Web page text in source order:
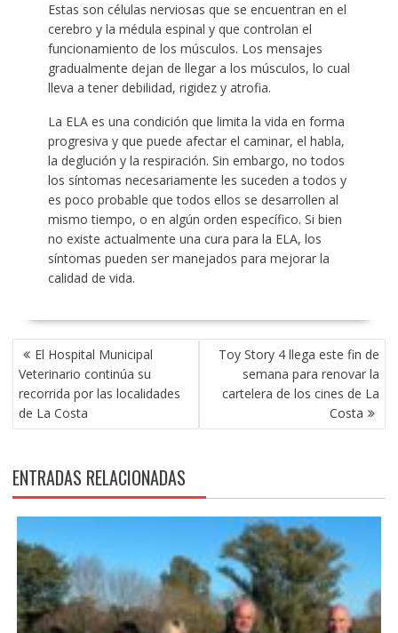
Estas son células nerviosas que se encuentran en el
cerebro y la médula espinal y que controlan el
funcionamiento de los músculos. Los mensajes
gradualmente dejan de llegar a los músculos, lo cual
lleva a tener debilidad, rigidez y atrofia.
La ELA es una condición que limita la vida en forma
progresiva y que puede afectar el caminar, el habla,
la deglución y la respiración. Sin embargo, no todos
los síntomas necesariamente les suceden a todos y
es poco probable que todos ellos se desarrollen al
mismo tiempo, o en algún orden específico. Si bien
no existe actualmente una cura para la ELA, los
síntomas pueden ser manejados para mejorar la
calidad de vida.
NAVEGACIÓN
DE
ENTRADAS
El Hospital Municipal
Veterinario continúa su
recorrida por las localidades
de La Costa
Toy Story 4 llega este fin de
semana para renovar la
cartelera de los cines de La
Costa
ENTRADAS RELACIONADAS